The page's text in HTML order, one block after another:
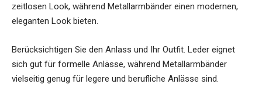
zeitlosen Look, während Metallarmbänder einen modernen,
eleganten Look bieten.
Berücksichtigen Sie den Anlass und Ihr Outfit. Leder eignet
sich gut für formelle Anlässe, während Metallarmbänder
vielseitig genug für legere und berufliche Anlässe sind.